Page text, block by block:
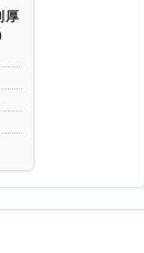
厚